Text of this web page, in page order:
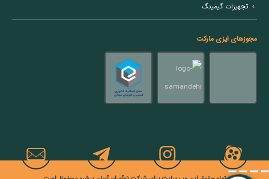
تجهیزات گیمینگ
مجوزهای ایزی مارکت